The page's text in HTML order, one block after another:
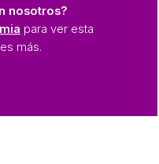
nosotros?
para ver esta
más.